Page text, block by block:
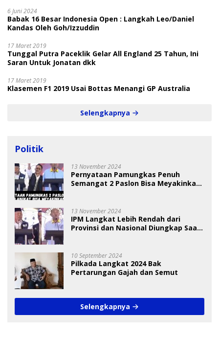
6 Juni 2024
Babak 16 Besar Indonesia Open : Langkah Leo/Daniel
Kandas Oleh Goh/Izzuddin
17 Maret 2019
Tunggal Putra Paceklik Gelar All England 25 Tahun, Ini
Saran Untuk Jonatan dkk
17 Maret 2019
Klasemen F1 2019 Usai Bottas Menangi GP Australia
Selengkapnya
Politik
13 November 2024
Pernyataan Pamungkas Penuh
Semangat 2 Paslon Bisa Meyakinkan
13 November 2024
IPM Langkat Lebih Rendah dari
Provinsi dan Nasional Diungkap Saat
10 September 2024
Pilkada Langkat 2024 Bak
Pertarungan Gajah dan Semut
Selengkapnya